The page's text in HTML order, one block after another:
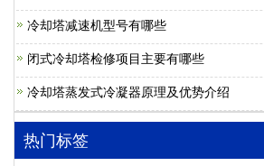
冷却塔减速机型号有哪些
闭式冷却塔检修项目主要有哪些
冷却塔蒸发式冷凝器原理及优势介绍
热门标签